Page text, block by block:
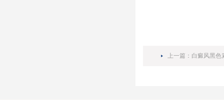
上一篇： 白癜风黑色